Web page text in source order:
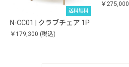
送料無料
N-CC01 | クラブチェア 1P
￥179,300 (税込)
￥275,000